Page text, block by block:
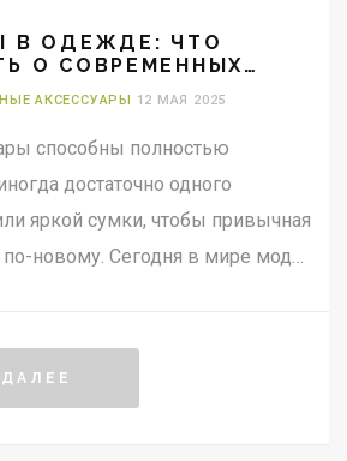
В ОДЕЖДЕ: ЧТО
О СОВРЕМЕННЫХ
АКСЕССУАРЫ 12 МАЯ 2025
способны полностью
достаточно одного
яркой сумки, чтобы привычная
по-новому. Сегодня в мире моды